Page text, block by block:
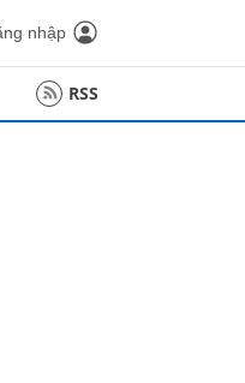
nhập
RSS